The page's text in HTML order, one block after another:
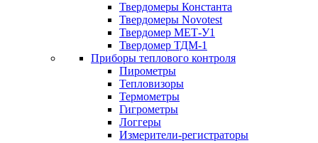
Твердомеры Константа
Твердомеры Novotest
Твердомер МЕТ-У1
Твердомер ТДМ-1
Приборы теплового контроля
Пирометры
Тепловизоры
Термометры
Гигрометры
Логгеры
Измерители-регистраторы